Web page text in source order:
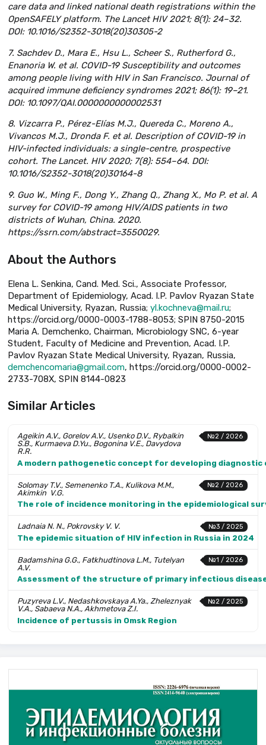
care data and linked national death registrations within the
OpenSAFELY platform. The Lancet HIV 2021; 8(1): 24–32.
DOI: 10.1016/S2352-3018(20)30305-2
7. Sachdev D., Mara E., Hsu L., Scheer S., Rutherford G.,
Enanoria W. et al. COVID-19 Susceptibility and outcomes
among people living with HIV in San Francisco. Journal of
acquired immune deficiency syndromes 2021; 86(1): 19–21.
DOI: 10.1097/QAI.0000000000002531
8. Vizcarra P., Pérez-Elías M.J., Quereda C., Moreno A.,
Vivancos M.J., Dronda F. et al. Description of COVID-19 in
HIV-infected individuals: a single-centre, prospective
cohort. The Lancet. HIV 2020; 7(8): 554–64. DOI:
10.1016/S2352-3018(20)30164-8
9. Guo W., Ming F., Dong Y., Zhang Q., Zhang X., Mo P. et al. A
survey for COVID-19 among HIV/AIDS patients in two
districts of Wuhan, China. 2020.
https://ssrn.com/abstract=3550029.
About the Authors
Elena L. Senkina, Cand. Med. Sci., Associate Professor,
Department of Epidemiology, Acad. I.P. Pavlov Ryazan State
Medical University, Ryazan, Russia; yl.kochneva@mail.ru;
https://orcid.org/0000-0003-1788-8053; SPIN 8750-2015
Maria A. Demchenko, Chairman, Microbiology SNC, 6-year
Student, Faculty of Medicine and Prevention, Acad. I.P.
Pavlov Ryazan State Medical University, Ryazan, Russia,
demchencomaria@gmail.com, https://orcid.org/0000-0002-
2733-708X, SPIN 8144-0823
Similar Articles
№2 / 2026
Ageikin A.V., Gorelov A.V., Usenko D.V., Rybalkin
S.B., Kurmaeva D.Yu., Bogonina V.E., Davydova
R.R.
A modern pathogenetic concept for developing
№2 / 2026
Solomay T.V., Semenenko T.A., Kulikova M.M.,
Akim­kin V.G.
The role of incidence monitoring in the epidemiological
№3 / 2025
Ladnaia N. N., Pokrovsky V. V.
The epidemic situation of HIV infection in Russia in 2024
№1 / 2026
Badamshina G.G., Fatkhudtinova L.M., Tutelyan
A.V.
Assessment of the structure of primary infectious
№2 / 2025
Puzyreva L.V., Nedashkovskaya A.Ya., Zheleznyak
V.A., Sabaeva N.A., Akhmetova Z.I.
Incidence of pertussis in Omsk Region